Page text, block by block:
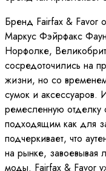
Бренд Fairfax & Favor
Маркус Фэйрфакс
Норфолке,
сосредоточились на
жизни, но со
сумок и аксессуаров.
ремесленную
подходящим как для
подчеркивает, что
на рынке, завоевывая
моды. Fairfax & Favor